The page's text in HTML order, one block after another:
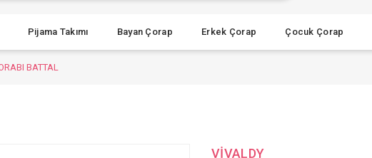
Pijama Takımı Bayan Çorap Erkek Çorap Çocuk Çorap
BATTAL
VİVALDY